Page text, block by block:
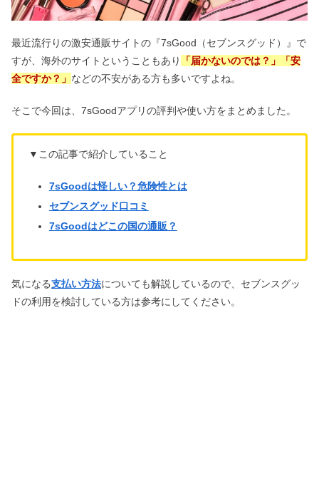
最近流行りの激安通販サイトの『7sGood（セブンスグッド）』で
すが、海外のサイトということもあり
「届かないのでは？」「安
全ですか？」 などの不安がある方も多いですよね。
そこで今回は、7sGoodアプリの評判や使い方をまとめました。
▼この記事で紹介していること
7sGoodは怪しい？危険性とは
セブンスグッド口コミ
7sGoodはどこの国の通販？
気になる支払い方法についても解説しているので、セブンスグッ
ドの利用を検討している方は参考にしてください。